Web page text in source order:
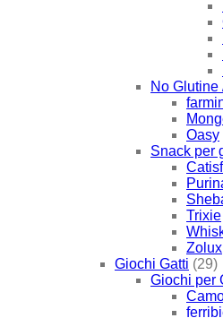
No Glutine
Oasy
Snack per
Trixie
Zolux
Giochi Gatti (29)
Giochi per